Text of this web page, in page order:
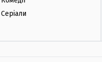
Серіали